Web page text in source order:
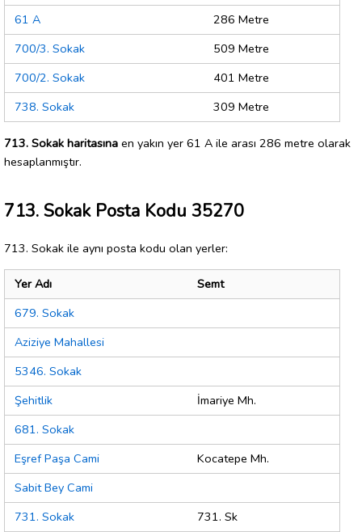
61 A
286 Metre
700/3. Sokak
509 Metre
700/2. Sokak
401 Metre
738. Sokak
309 Metre
713. Sokak haritasına en yakın yer 61 A ile arası 286 metre olarak
hesaplanmıştır.
713. Sokak Posta Kodu 35270
713. Sokak ile aynı posta kodu olan yerler:
Yer Adı
Semt
679. Sokak
Aziziye Mahallesi
5346. Sokak
Şehitlik
İmariye Mh.
681. Sokak
Eşref Paşa Cami
Kocatepe Mh.
Sabit Bey Cami
731. Sokak
731. Sk